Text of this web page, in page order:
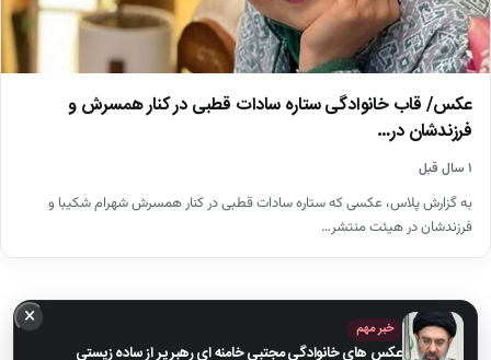
عکس/ قاب خانوادگی ستاره سادات قطبی در کنار همسرش و
فرزندشان در…
۱ سال قبل
به گزارش پلاس، عکسی که ستاره سادات قطبی در کنار همسرش شهرام شکیبا و
فرزندشان در هیئت منتشر…
× خبر مهم
عکس های خانوادگی مجتبی خامنه ای رهبر پر از ساده زیستی